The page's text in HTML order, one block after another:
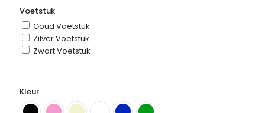
Voetstuk
Goud Voetstuk
Zilver Voetstuk
Zwart Voetstuk
Kleur